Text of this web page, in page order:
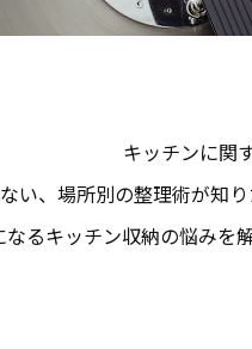
キッチンに関
い、場所別の整理術が知
るキッチン収納の悩みを